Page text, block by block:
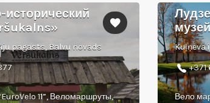
исторический
pagasts, Balvu novads
11”, Веломаршруты,
музей
Kuļņeva
+371
Вело